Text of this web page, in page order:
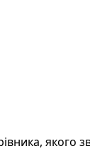
якого